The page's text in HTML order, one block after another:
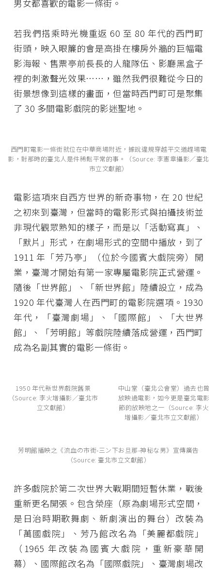
男女都喜歡的電影一條街。
若我們搭乘時光機重返 60 至 80 年代的西門町
街頭，映入眼簾的會是高掛在樓房外牆的巨幅電
影海報、售票亭前長長的人龍隊伍、影廳黑盒子
裡的刺激聲光效果……，雖然我們很難從今日的
街景想像到這樣的畫面，但當時西門町可是聚集
了 30 多間電影戲院的影迷聖地。
西門町電影一條街就位在中華商場附近，據說違規穿越平交道趕場電
影，對那時的臺北人是件稀鬆平常的事。（Source: 李憲章攝影／臺北
市立文獻館）
電影這項來自西方世界的新奇事物，在 20 世紀
之初來到臺灣，但當時的電影形式與拍攝技術並
非現代觀眾熟知的樣子，而是以「活動寫真」、
「默片」形式，在劇場形式的空間中播放，到了
1911 年「芳乃亭」（位於今國賓大戲院旁）開
業，臺灣才開始有第一家專屬電影院正式營運。
隨後「世界館」、「新世界館」陸續設立，成為
1920 年代臺灣人在西門町的電影院選項。1930
年代，「臺灣劇場」、「國際館」、「大世界
館」、「芳明館」等戲院陸續落成營運，西門町
成為名副其實的電影一條街。
1950 年代新世界戲院舊景
（Source: 李火增攝影／臺北市
立文獻館）
中山堂（臺北公會堂）過去也曾
放映過電影，如今更是臺北電影
節的放映地之一（Source: 李火
增攝影／臺北市立文獻館）
芳明館播映之《流血の市街-三ン下お旦那-神秘な男》宣傳廣告
（Source: 臺北市立文獻館）
許多戲院於第二次世界大戰期間短暫休業，戰後
重新更名開張。包含榮座（原為劇場形式空間，
是日治時期歌舞劇、新劇演出的舞台）改裝為
「萬國戲院」、芳乃館改名為「美麗都戲院」
（1965 年改裝為國賓大戲院，重新豪華開
幕）、國際館改名為「國際戲院」、臺灣劇場改